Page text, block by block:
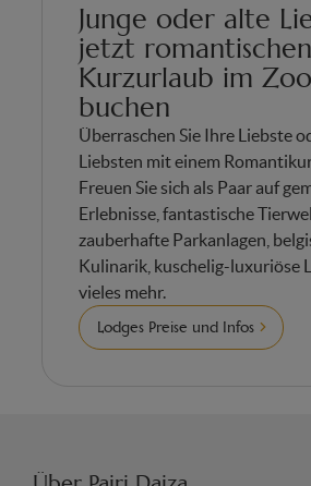
Junge oder alte
jetzt romantischen
Kurzurlaub im
buchen
Überraschen Sie Ihre Liebste
Liebsten mit einem
Freuen Sie sich als Paar auf
Erlebnisse, fantastische
zauberhafte Parkanlagen,
Kulinarik, kuschelig-luxuriöse
vieles mehr.
Lodges Preise und Infos